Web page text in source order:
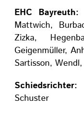
EHC Bayreuth:
Mattwich,
Zizka,
Geigenmüller,
Sartisson,
Schiedsrichter:
Schuster